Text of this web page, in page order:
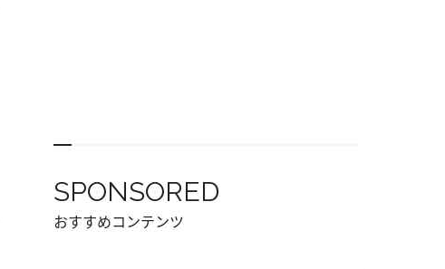
SPONSORED
おすすめコンテンツ